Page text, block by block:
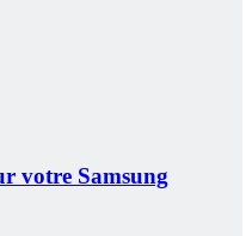
votre Samsung